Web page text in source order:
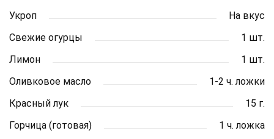
Укроп
На вкус
Свежие огурцы
1 шт.
Лимон
1 шт.
Оливковое масло
1-2 ч. ложки
Красный лук
15 г.
Горчица (готовая)
1 ч. ложка